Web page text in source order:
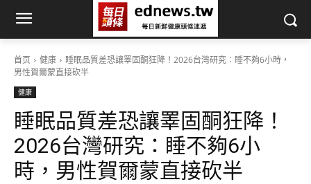
首页 健康
睡眠品質差恐讓睪固酮狂降！2026台灣研究：睡不夠6小時，
男性賀爾蒙直接砍半
健康
睡眠品質差恐讓睪固酮狂降！
2026台灣研究：睡不夠6小
時，男性賀爾蒙直接砍半